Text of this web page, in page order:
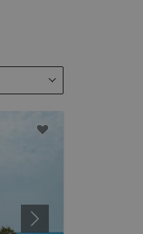
Nästa